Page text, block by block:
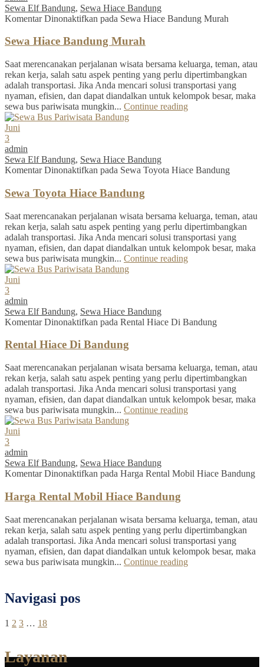
Sewa Elf Bandung, Sewa Hiace Bandung
Komentar Dinonaktifkan pada Sewa Hiace Bandung Murah
Sewa Hiace Bandung Murah
Saat merencanakan perjalanan wisata bersama keluarga, teman, atau
rekan kerja, salah satu aspek penting yang perlu dipertimbangkan
adalah transportasi. Jika Anda mencari solusi transportasi yang
nyaman, efisien, dan dapat diandalkan untuk kelompok besar, maka
sewa bus pariwisata mungkin... Continue reading
Juni
3
admin
Sewa Elf Bandung, Sewa Hiace Bandung
Komentar Dinonaktifkan pada Sewa Toyota Hiace Bandung
Sewa Toyota Hiace Bandung
Saat merencanakan perjalanan wisata bersama keluarga, teman, atau
rekan kerja, salah satu aspek penting yang perlu dipertimbangkan
adalah transportasi. Jika Anda mencari solusi transportasi yang
nyaman, efisien, dan dapat diandalkan untuk kelompok besar, maka
sewa bus pariwisata mungkin... Continue reading
Juni
3
admin
Sewa Elf Bandung, Sewa Hiace Bandung
Komentar Dinonaktifkan pada Rental Hiace Di Bandung
Rental Hiace Di Bandung
Saat merencanakan perjalanan wisata bersama keluarga, teman, atau
rekan kerja, salah satu aspek penting yang perlu dipertimbangkan
adalah transportasi. Jika Anda mencari solusi transportasi yang
nyaman, efisien, dan dapat diandalkan untuk kelompok besar, maka
sewa bus pariwisata mungkin... Continue reading
Juni
3
admin
Sewa Elf Bandung, Sewa Hiace Bandung
Komentar Dinonaktifkan pada Harga Rental Mobil Hiace Bandung
Harga Rental Mobil Hiace Bandung
Saat merencanakan perjalanan wisata bersama keluarga, teman, atau
rekan kerja, salah satu aspek penting yang perlu dipertimbangkan
adalah transportasi. Jika Anda mencari solusi transportasi yang
nyaman, efisien, dan dapat diandalkan untuk kelompok besar, maka
sewa bus pariwisata mungkin... Continue reading
Navigasi pos
1 2 3 … 18
Layanan